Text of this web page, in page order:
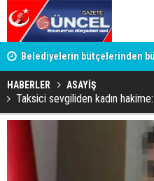
Belediyelerin bütçelerinden
HABERLER ASAYİŞ
Taksici sevgiliden kadın